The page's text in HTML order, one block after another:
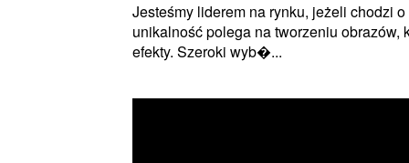
Jesteśmy liderem na rynku, jeżeli chodzi
unikalność polega na tworzeniu obrazów,
efekty. Szeroki wyb�...